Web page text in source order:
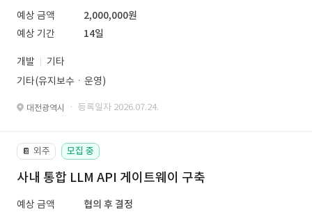
예상 금액
2,000,000원
예상 기간
14일
개발
기타
기타(유지보수ㆍ운영)
대전광역시 · 등록일자 2026.07.24.
📔 외주 모집 중
사내 통합 LLM API 게이트웨이 구축
예상 금액
협의 후 결정